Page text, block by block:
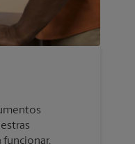
funcionar.